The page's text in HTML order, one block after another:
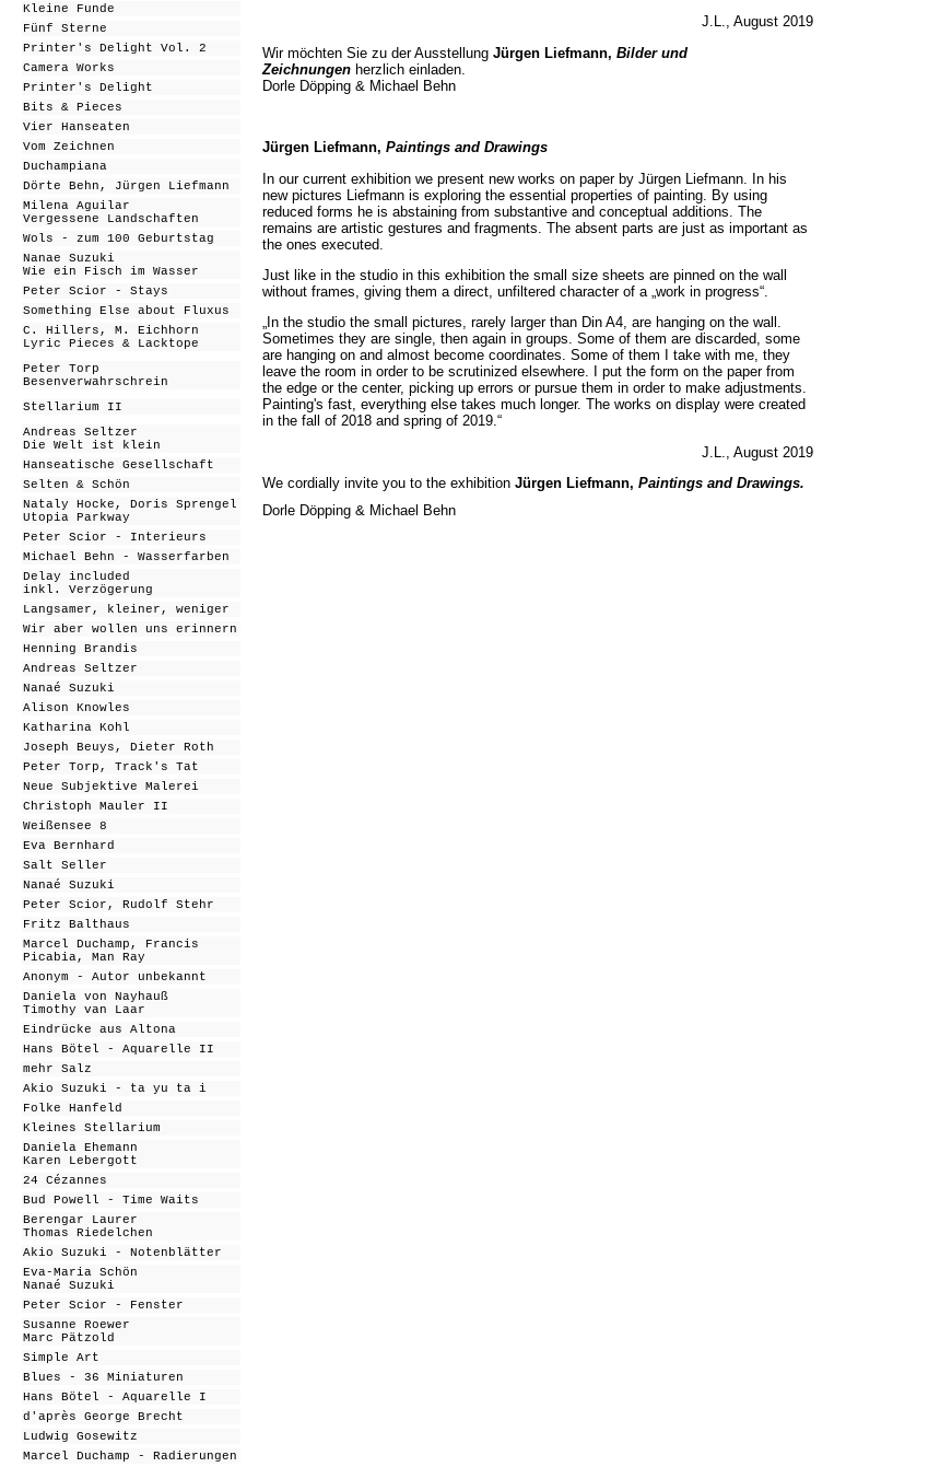
J.L., August 2019
Wir möchten Sie zu der Ausstellung Jürgen Liefmann, Bilder und
Zeichnungen herzlich einladen.
Dorle Döpping & Michael Behn
Jürgen Liefmann, Paintings and Drawings
In our current exhibition we present new works on paper by Jürgen Liefmann. In his
new pictures Liefmann is exploring the essential properties of painting. By using
reduced forms he is abstaining from substantive and conceptual additions. The
remains are artistic gestures and fragments. The absent parts are just as important as
the ones executed.
Just like in the studio in this exhibition the small size sheets are pinned on the wall
without frames, giving them a direct, unfiltered character of a „work in progress“.
„In the studio the small pictures, rarely larger than Din A4, are hanging on the wall.
Sometimes they are single, then again in groups. Some of them are discarded, some
are hanging on and almost become coordinates. Some of them I take with me, they
leave the room in order to be scrutinized elsewhere. I put the form on the paper from
the edge or the center, picking up errors or pursue them in order to make adjustments.
Painting's fast, everything else takes much longer. The works on display were created
in the fall of 2018 and spring of 2019.“
J.L., August 2019
We cordially invite you to the exhibition Jürgen Liefmann, Paintings and Drawings.
Dorle Döpping & Michael Behn
Kleine Funde
Fünf Sterne
Printer's Delight Vol. 2
Camera Works
Printer's Delight
Bits & Pieces
Vier Hanseaten
Vom Zeichnen
Duchampiana
Dörte Behn, Jürgen Liefmann
Milena Aguilar
Vergessene Landschaften
Wols - zum 100 Geburtstag
Nanae Suzuki
Wie ein Fisch im Wasser
Peter Scior - Stays
Something Else about Fluxus
C. Hillers, M. Eichhorn
Lyric Pieces & Lacktope
Peter Torp
Besenverwahrschrein
Stellarium II
Andreas Seltzer
Die Welt ist klein
Hanseatische Gesellschaft
Selten & Schön
Nataly Hocke, Doris Sprengel
Utopia Parkway
Peter Scior - Interieurs
Michael Behn - Wasserfarben
Delay included
inkl. Verzögerung
Langsamer, kleiner, weniger
Wir aber wollen uns erinnern
Henning Brandis
Andreas Seltzer
Nanaé Suzuki
Alison Knowles
Katharina Kohl
Joseph Beuys, Dieter Roth
Peter Torp, Track's Tat
Neue Subjektive Malerei
Christoph Mauler II
Weißensee 8
Eva Bernhard
Salt Seller
Nanaé Suzuki
Peter Scior, Rudolf Stehr
Fritz Balthaus
Marcel Duchamp, Francis
Picabia, Man Ray
Anonym - Autor unbekannt
Daniela von Nayhauß
Timothy van Laar
Eindrücke aus Altona
Hans Bötel - Aquarelle II
mehr Salz
Akio Suzuki - ta yu ta i
Folke Hanfeld
Kleines Stellarium
Daniela Ehemann
Karen Lebergott
24 Cézannes
Bud Powell - Time Waits
Berengar Laurer
Thomas Riedelchen
Akio Suzuki - Notenblätter
Eva-Maria Schön
Nanaé Suzuki
Peter Scior - Fenster
Susanne Roewer
Marc Pätzold
Simple Art
Blues - 36 Miniaturen
Hans Bötel - Aquarelle I
d'après George Brecht
Ludwig Gosewitz
Marcel Duchamp - Radierungen